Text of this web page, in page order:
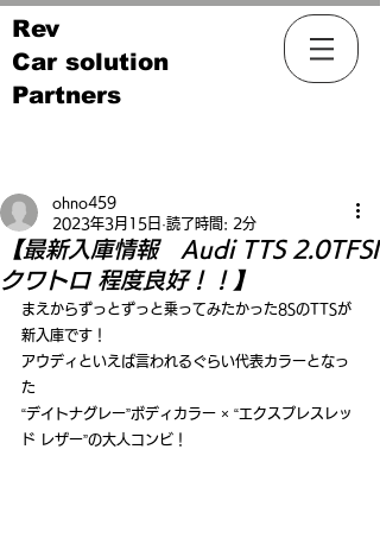
Rev
Car solution
Partners
【最新入庫情報 Audi TTS 2.0TFSI
クワトロ 程度良好！！】
ohno459
2023年3月15日 読了時間: 2分
まえからずっとずっと乗ってみたかった8SのTTSが
新入庫です！
アウディといえば言われるぐらい代表カラーとなっ
た
“デイトナグレー”ボディカラー × “エクスプレスレッ
ド レザー”の大人コンビ！